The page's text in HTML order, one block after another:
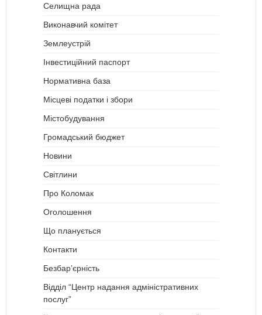
Селищна рада
Виконавчий комітет
Землеустрій
Інвестиційний паспорт
Нормативна база
Місцеві податки і збори
Містобудування
Громадський бюджет
Новини
Світлини
Про Коломак
Оголошення
Що планується
Контакти
Безбар’єрність
Відділ “Центр надання адміністративних
послуг”